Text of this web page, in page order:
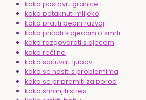
kako postaviti granice
kako potaknuti mlijeko
kako pratiti bebin razvoj
kako pričati s djecom o smrti
kako razgovarati s djecom
kako reći ne
kako sačuvati ljubav
kako se nositi s problemima
kako se pripremiti za porod
kako smanjiti stres